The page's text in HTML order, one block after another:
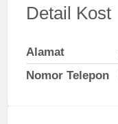
Detail Kost
Alamat
Nomor Telepon